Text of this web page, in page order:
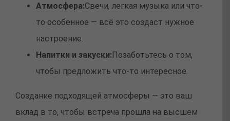
Атмосфера:Свечи, легкая музыка или что-
то особенное — всё это создаст нужное
настроение.
Напитки и закуски:Позаботьтесь о том,
чтобы предложить что-то интересное.
Создание подходящей атмосферы — это ваш
вклад в то, чтобы встреча прошла на высшем